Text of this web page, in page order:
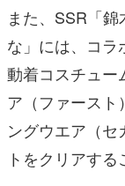
また、SSR「
な」には、コラ
動着コスチュー
ア（ファースト
ングウエア（セ
トをクリアする